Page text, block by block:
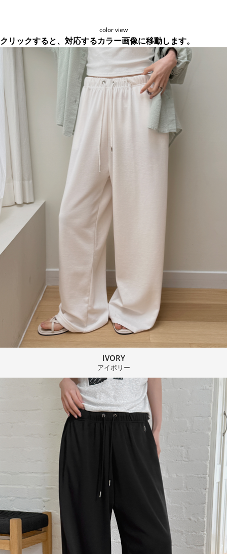
color view
クリックすると、対応するカラー画像に移動します。
IVORY
アイボリー